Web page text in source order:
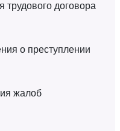
договора
о преступлении
жалоб